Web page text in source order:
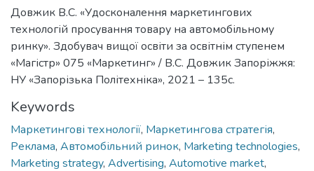
Довжик В.С. «Удосконалення маркетингових
технологій просування товару на автомобільному
ринку». Здобувач вищої освіти за освітнім ступенем
«Магістр» 075 «Маркетинг» / В.С. Довжик Запоріжжя:
НУ «Запорізька Політехніка», 2021 – 135с.
Keywords
Маркетингові технології, Маркетингова стратегія,
Реклама, Автомобільний ринок, Marketing technologies,
Marketing strategy, Advertising, Automotive market,